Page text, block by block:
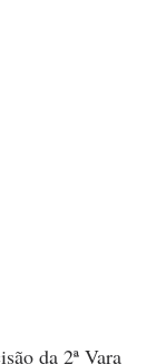
da 2ª Vara